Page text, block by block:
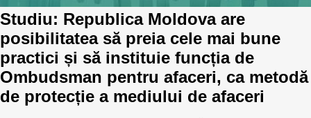
Institutional Charter IDIS
Announcements
IDIS International Advisory Board
Democratic process
15 minutes of economic realism
Hybrid power
EU-STRAT bulletin
Studiu: Republica Moldova are
posibilitatea să preia cele mai bune
practici și să instituie funcția de
Ombudsman pentru afaceri, ca metodă
de protecție a mediului de afaceri